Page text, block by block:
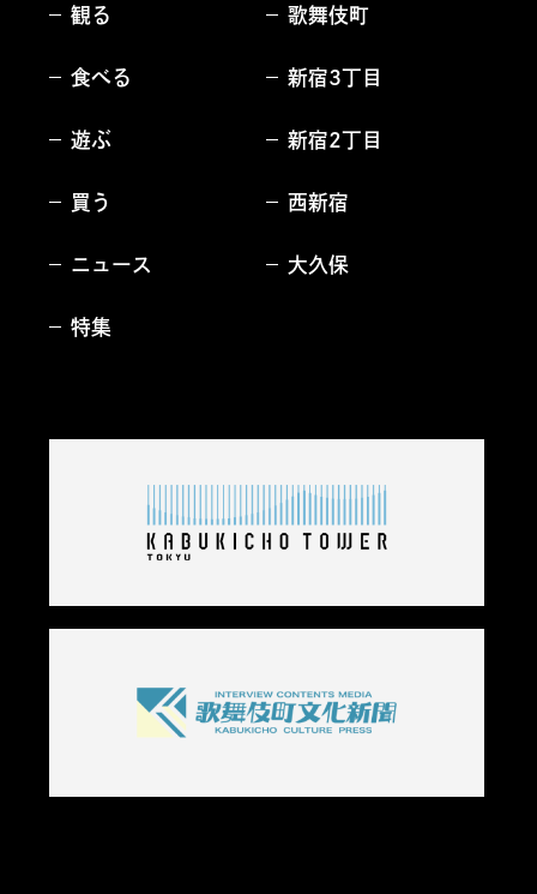
観る
食べる
遊ぶ
買う
ニュース
特集
歌舞伎町
新宿3丁目
新宿2丁目
西新宿
大久保